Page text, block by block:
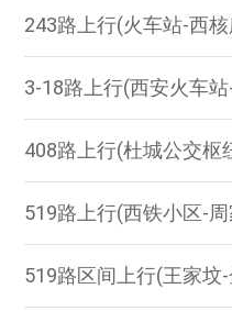
243路上行(火车站-西
3-18路上行(西安火车
408路上行(杜城公交枢
519路上行(西铁小区-
519路区间上行(王家坟